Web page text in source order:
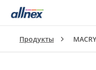
Продукты